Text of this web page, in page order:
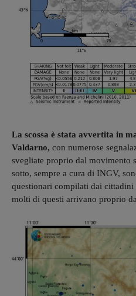
La scossa è stata avvertita in
Valdarno, con numerose
svegliate proprio dal movimento
sotto, sempre a cura di INGV,
questionari compilati dai cittadini
molti di questi arrivano proprio